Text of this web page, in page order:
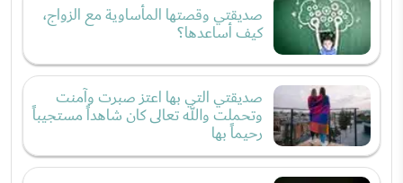
صديقتي وقصتها المأساوية مع الزواج،
كيف أساعدها؟
صديقتي التي بها اعتز صبرت وآمنت
وتحملت والله تعالى كان شاهداً مستجيباً
رحيماً بها